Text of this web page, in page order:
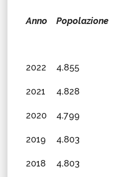
Anno Popolazione
2022 4.855
2021 4.828
2020 4.799
2019 4.803
2018 4.803